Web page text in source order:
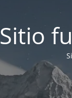
Sitio